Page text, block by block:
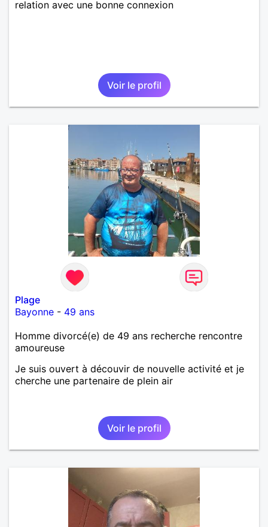
relation avec une bonne connexion
Voir le profil
Plage
Bayonne - 49 ans
Homme divorcé(e) de 49 ans recherche rencontre
amoureuse
Je suis ouvert à découvir de nouvelle activité et je
cherche une partenaire de plein air
Voir le profil